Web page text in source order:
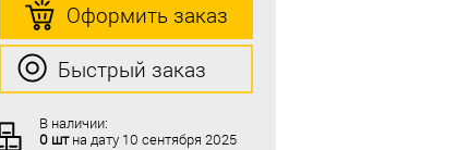
Оформить заказ
Быстрый заказ
В наличии:
0 штна дату 10 сентября 2025